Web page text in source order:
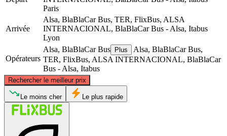
Paris
Arrivée
Alsa, BlaBlaCar Bus, TER, FlixBus, ALSA
INTERNACIONAL, BlaBlaCar Bus - Alsa, Itabus
Lyon
Opérateurs
Alsa, BlaBlaCar Bus Plus
Alsa, BlaBlaCar Bus,
TER, FlixBus, ALSA INTERNACIONAL, BlaBlaCar
Bus - Alsa, Itabus
Rechercher le meilleur prix
Paris
Le moins cher Le plus rapide